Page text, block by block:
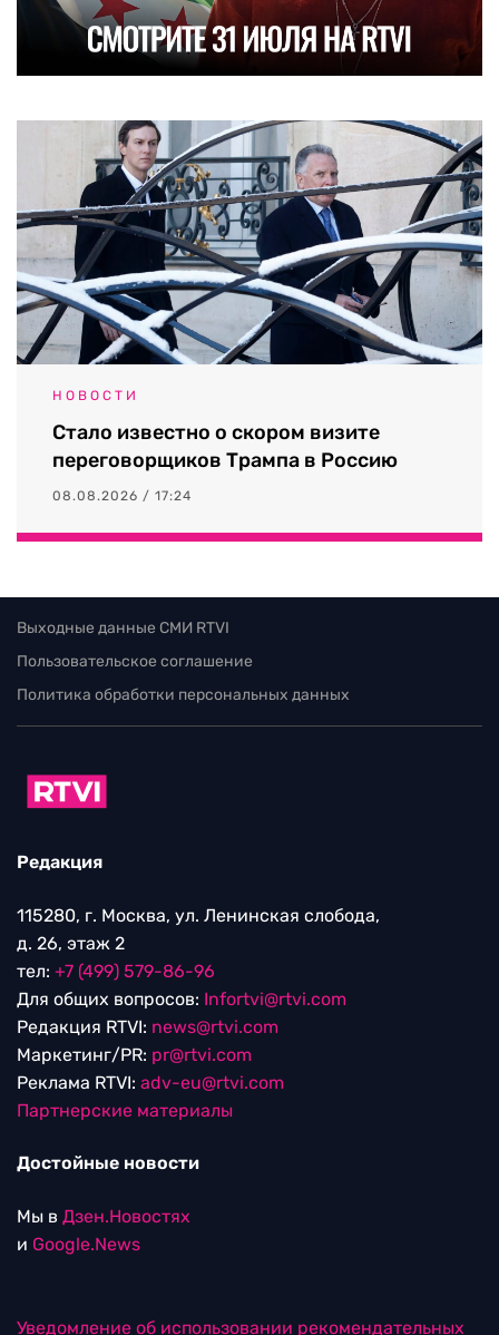
НОВОСТИ
Стало известно о скором визите
переговорщиков Трампа в Россию
08.08.2026 / 17:24
Выходные данные СМИ RTVI
Пользовательское соглашение
Политика обработки персональных данных
Редакция
115280, г. Москва, ул. Ленинская слобода,
д. 26, этаж 2
тел: +7 (499) 579-86-96
Для общих вопросов: Infortvi@rtvi.com
Редакция RTVI: news@rtvi.com
Маркетинг/PR: pr@rtvi.com
Реклама RTVI: adv-eu@rtvi.com
Партнерские материалы
Достойные новости
Мы в Дзен.Новостях
и Google.News
Уведомление об использовании рекомендательных